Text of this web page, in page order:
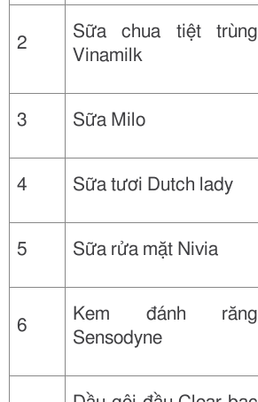
2
Sữa chua tiệt trùng
Vinamilk
3 Sữa Milo
4 Sữa tươi Dutch lady
5 Sữa rửa mặt Nivia
6
Kem đánh răng
Sensodyne